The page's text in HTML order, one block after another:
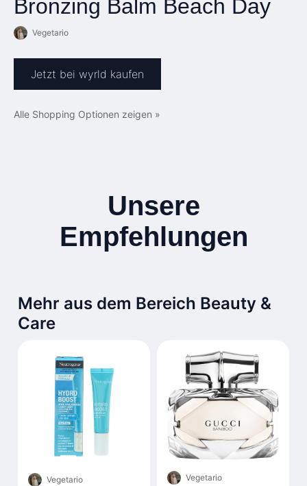
Bronzing Balm Beach Day
Vegetario
Jetzt bei wyrld kaufen
Alle Shopping Optionen zeigen »
Unsere
Empfehlungen
Mehr aus dem Bereich Beauty &
Care
Vegetario
Vegetario